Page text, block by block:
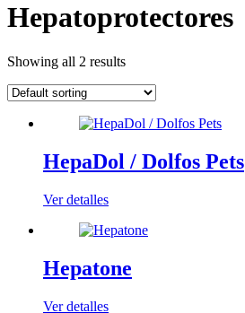
Hepatoprotectores
Showing all 2 results
HepaDol / Dolfos Pets
Ver detalles
Hepatone
Ver detalles